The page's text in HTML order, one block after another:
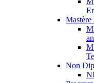
Mastère
Non